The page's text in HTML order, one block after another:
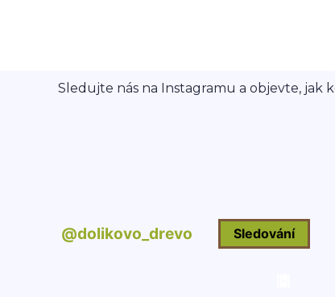
Sledujte nás na Instagramu a objevte, jak